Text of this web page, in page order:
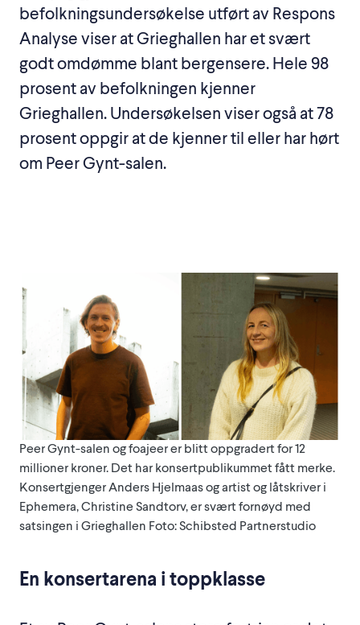
befolkningsundersøkelse utført av Respons
Analyse viser at Grieghallen har et svært
godt omdømme blant bergensere. Hele 98
prosent av befolkningen kjenner
Grieghallen. Undersøkelsen viser også at 78
prosent oppgir at de kjenner til eller har hørt
om Peer Gynt-salen.
Peer Gynt-salen og foajeer er blitt oppgradert for 12
millioner kroner. Det har konsertpublikummet fått merke.
Konsertgjenger Anders Hjelmaas og artist og låtskriver i
Ephemera, Christine Sandtorv, er svært fornøyd med
satsingen i Grieghallen Foto: Schibsted Partnerstudio
En konsertarena i toppklasse